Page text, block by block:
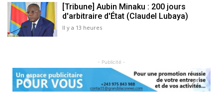
[Tribune] Aubin Minaku : 200 jours
d'arbitraire d'État (Claudel Lubaya)
Il y a 13 heures
- Publicité -
Previous Next